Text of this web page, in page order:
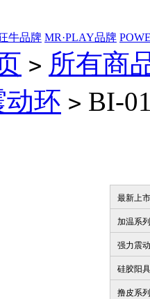
牛品牌 MR·PLAY品牌
> 所有商
动环 > BI-
最新上市
加温系列
强力震动
硅胶阳具
撸皮系列